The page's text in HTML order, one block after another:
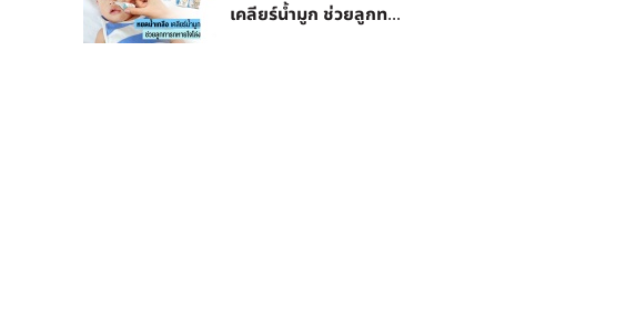
เคลียร์น้ำมูก ช่วยลูกท...